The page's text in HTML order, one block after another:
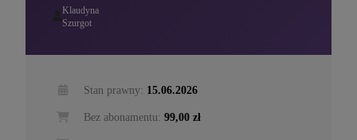
Klaudyna
Szurgot
Stan prawny: 15.06.2026
Bez abonamentu: 99,00 zł